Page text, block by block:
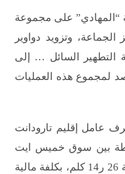
“المهادي” على مجموعة
وتزويد دواوير
التطهير السائل … إلى
لمجموع هذه العمليات
عامل إقليم تارودانت
بين سوق خميس ايت
يونس ومركز جماعة “تيندين” على مسافة 26 ر14 كلم، بكلفة مالية